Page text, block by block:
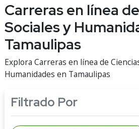
Carreras en línea
Sociales y
Tamaulipas
Explora Carreras en línea de
Humanidades en Tamaulipas
Filtrado Por